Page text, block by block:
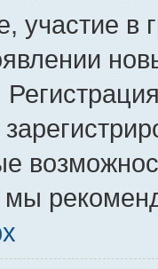
участие в